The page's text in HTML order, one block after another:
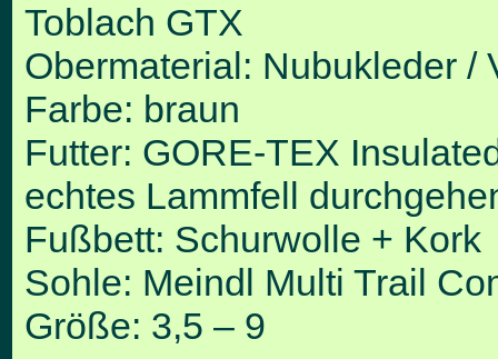
Toblach GTX
Obermaterial: Nubukleder /
Farbe: braun
Futter: GORE-TEX
echtes Lammfell
Fußbett: Schurwolle + Kork
Sohle: Meindl Multi Trail
Größe: 3,5 – 9